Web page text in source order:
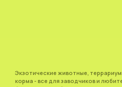
Экзотические животные,
корма - все для заводчиков и